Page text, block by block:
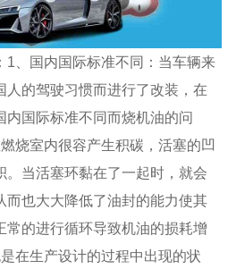
1、国内国际标准不同：当车辆来
人的驾驶习惯而进行了改装，在
内国际标准不同而烧机油的问
烧室内很容产生积碳，活塞的凹
。当活塞环黏在了一起时，就会
而也大大降低了油封的能力使其
常的进行循环导致机油的损耗增
在生产设计的过程中出现的状